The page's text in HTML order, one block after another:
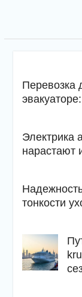
Перевозка
Электрика
нарастают
тонкости